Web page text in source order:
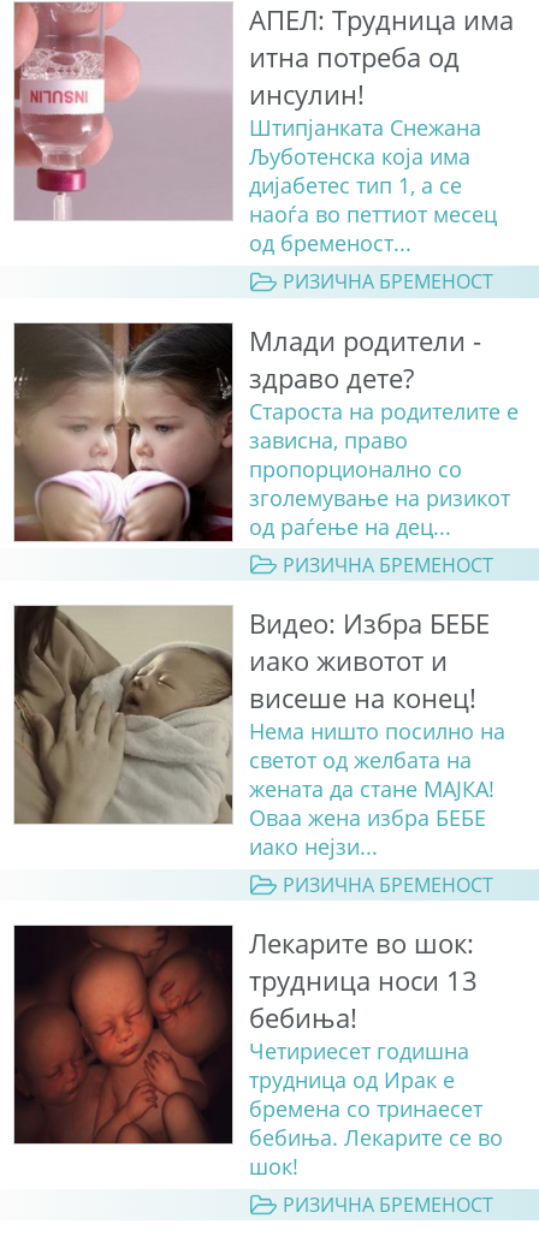
АПЕЛ: Трудница има
итна потреба од
инсулин!
Штипјанката Снежана
Љуботенска која има
дијабетес тип 1, а се
наоѓа во петтиот месец
од бременост...
РИЗИЧНА БРЕМЕНОСТ
Млади родители -
здраво дете?
Староста на родителите е
зависна, право
пропорционално со
зголемување на ризикот
од раѓење на дец...
РИЗИЧНА БРЕМЕНОСТ
Видео: Избра БЕБЕ
иако животот и
висеше на конец!
Нема ништо посилно на
светот од желбата на
жената да стане МАЈКА!
Оваа жена избра БЕБЕ
иако нејзи...
РИЗИЧНА БРЕМЕНОСТ
Лекарите во шок:
трудница носи 13
бебиња!
Четириесет годишна
трудница од Ирак е
бремена со тринаесет
бебиња. Лекарите се во
шок!
РИЗИЧНА БРЕМЕНОСТ